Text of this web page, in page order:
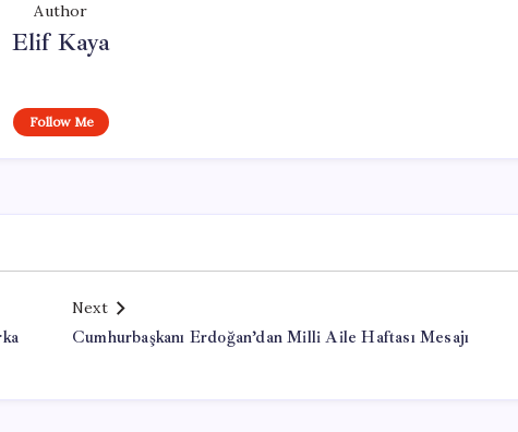
Author
Elif Kaya
Follow Me
Next
Cumhurbaşkanı Erdoğan’dan Milli Aile Haftası Mesajı